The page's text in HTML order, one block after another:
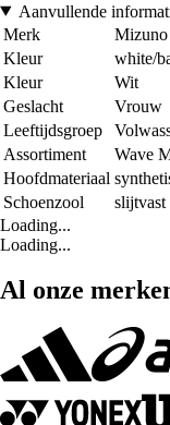
Aanvullende
Merk
Mizuno
Kleur
white/
Kleur
Wit
Geslacht
Vrouw
Leeftijdsgroep
Assortiment
Wave
Hoofdmateriaal
Schoenzool
slijtvast
Loading...
Loading...
Al onze